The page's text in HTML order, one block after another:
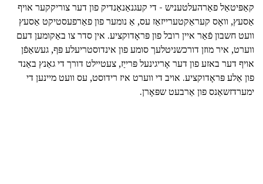
קאַפּיטאַל פאַרהעלטעניש - די קעגנאַנאַנדיק פון דער צוריקקער אויף
אַסעץ, וואָס קעראַקטערייזאַז עס, אַ נומער פון פאַרפעסטיקט אַסעץ
וועט חשבון פֿאַר איין רובל פון פּראָדוקציע. אין סדר צו באַקומען דעם
ווערט, איר מוזן דורכשניטלעך סומע פון אינדוסטריעלע פּף, געשאַפֿן
אויף דער באזע פון דער אָריגינעל פּרייַז, צעטיילט דורך די גאַנץ באַנד
פון אַלע פּראָדוקציע. אויב די ווערט איז רידוסט, עס וועט מיינען די
ימערדזשאַנס פון אַרבעט שפּאָרן.